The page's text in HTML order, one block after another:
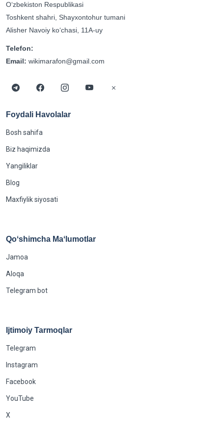
Oʻzbekiston Respublikasi
Toshkent shahri, Shayxontohur tumani
Alisher Navoiy koʻchasi, 11A-uy
Telefon:
Email: wikimarafon@gmail.com
Foydali Havolalar
Bosh sahifa
Biz haqimizda
Yangiliklar
Blog
Maxfiylik siyosati
Qoʻshimcha Maʻlumotlar
Jamoa
Aloqa
Telegram bot
Ijtimoiy Tarmoqlar
Telegram
Instagram
Facebook
YouTube
X